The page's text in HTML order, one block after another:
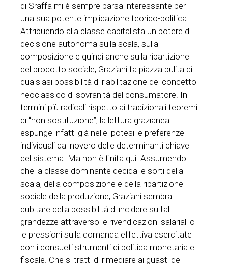
di Sraffa mi è sempre parsa interessante per
una sua potente implicazione teorico-politica.
Attribuendo alla classe capitalista un potere di
decisione autonoma sulla scala, sulla
composizione e quindi anche sulla ripartizione
del prodotto sociale, Graziani fa piazza pulita di
qualsiasi possibilità di riabilitazione del concetto
neoclassico di sovranità del consumatore. In
termini più radicali rispetto ai tradizionali teoremi
di “non sostituzione”, la lettura grazianea
espunge infatti già nelle ipotesi le preferenze
individuali dal novero delle determinanti chiave
del sistema. Ma non è finita qui. Assumendo
che la classe dominante decida le sorti della
scala, della composizione e della ripartizione
sociale della produzione, Graziani sembra
dubitare della possibilità di incidere su tali
grandezze attraverso le rivendicazioni salariali o
le pressioni sulla domanda effettiva esercitate
con i consueti strumenti di politica monetaria e
fiscale. Che si tratti di rimediare ai guasti del